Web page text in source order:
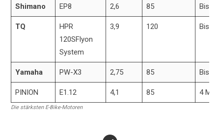
Shimano EP8 2,6 85 Bis
TQ
HPR
120SFlyon
System
3,9 120 Bis
Yamaha PW-X3 2,75 85 Bis
PINION E1.12 4,1 85 4
Die stärksten E-Bike-Motoren